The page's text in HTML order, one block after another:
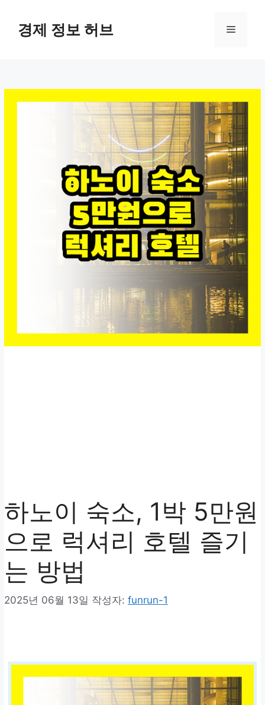
경제 정보 허브 메
하노이 숙소, 1박 5만원
으로 럭셔리 호텔 즐기
는 방법
2025년 06월 13일 작성자: funrun-1